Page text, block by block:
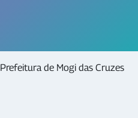
Prefeitura de Mogi das Cruzes